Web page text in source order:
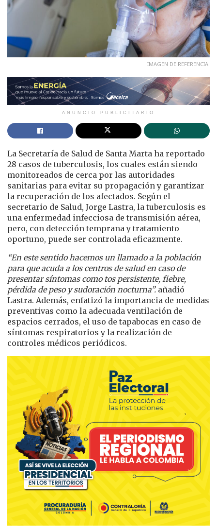
IMAGEN DE REFERENCIA.
ANUNCIO PUBLICITARIO
La Secretaría de Salud de Santa Marta ha reportado
28 casos de tuberculosis, los cuales están siendo
monitoreados de cerca por las autoridades
sanitarias para evitar su propagación y garantizar
la recuperación de los afectados. Según el
secretario de Salud, Jorge Lastra, la tuberculosis es
una enfermedad infecciosa de transmisión aérea,
pero, con detección temprana y tratamiento
oportuno, puede ser controlada eficazmente.
“En este sentido hacemos un llamado a la población
para que acuda a los centros de salud en caso de
presentar síntomas como tos persistente, fiebre,
pérdida de peso y sudoración nocturna”. añadió
Lastra. Además, enfatizó la importancia de medidas
preventivas como la adecuada ventilación de
espacios cerrados, el uso de tapabocas en caso de
síntomas respiratorios y la realización de
controles médicos periódicos.